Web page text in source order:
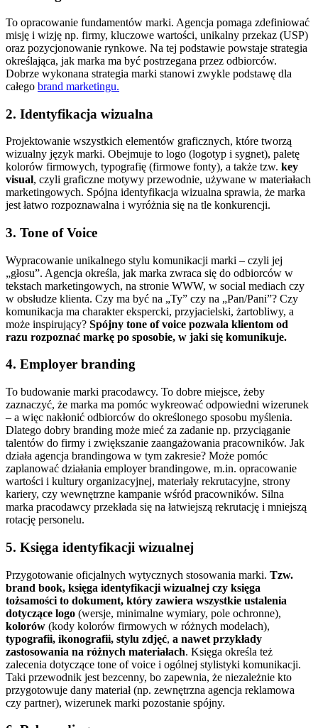
To opracowanie fundamentów marki. Agencja pomaga zdefiniować
misję i wizję np. firmy, kluczowe wartości, unikalny przekaz (USP)
oraz pozycjonowanie rynkowe. Na tej podstawie powstaje strategia
określająca, jak marka ma być postrzegana przez odbiorców.
Dobrze wykonana strategia marki stanowi zwykle podstawę dla
całego brand marketingu.
2. Identyfikacja wizualna
Projektowanie wszystkich elementów graficznych, które tworzą
wizualny język marki. Obejmuje to logo (logotyp i sygnet), paletę
kolorów firmowych, typografię (firmowe fonty), a także tzw. key
visual, czyli graficzne motywy przewodnie, używane w materiałach
marketingowych. Spójna identyfikacja wizualna sprawia, że marka
jest łatwo rozpoznawalna i wyróżnia się na tle konkurencji.
3. Tone of Voice
Wypracowanie unikalnego stylu komunikacji marki – czyli jej
„głosu”. Agencja określa, jak marka zwraca się do odbiorców w
tekstach marketingowych, na stronie WWW, w social mediach czy
w obsłudze klienta. Czy ma być na „Ty” czy na „Pan/Pani”? Czy
komunikacja ma charakter ekspercki, przyjacielski, żartobliwy, a
może inspirujący? Spójny tone of voice pozwala klientom od
razu rozpoznać markę po sposobie, w jaki się komunikuje.
4. Employer branding
To budowanie marki pracodawcy. To dobre miejsce, żeby
zaznaczyć, że marka ma pomóc wykreować odpowiedni wizerunek
– a więc nakłonić odbiorców do określonego sposobu myślenia.
Dlatego dobry branding może mieć za zadanie np. przyciąganie
talentów do firmy i zwiększanie zaangażowania pracowników. Jak
działa agencja brandingowa w tym zakresie? Może pomóc
zaplanować działania employer brandingowe, m.in. opracowanie
wartości i kultury organizacyjnej, materiały rekrutacyjne, strony
kariery, czy wewnętrzne kampanie wśród pracowników. Silna
marka pracodawcy przekłada się na łatwiejszą rekrutację i mniejszą
rotację personelu.
5. Księga identyfikacji wizualnej
Przygotowanie oficjalnych wytycznych stosowania marki. Tzw.
brand book, księga identyfikacji wizualnej czy księga
tożsamości to dokument, który zawiera wszystkie ustalenia
dotyczące logo (wersje, minimalne wymiary, pole ochronne),
kolorów (kody kolorów firmowych w różnych modelach),
typografii, ikonografii, stylu zdjęć, a nawet przykłady
zastosowania na różnych materiałach. Księga określa też
zalecenia dotyczące tone of voice i ogólnej stylistyki komunikacji.
Taki przewodnik jest bezcenny, bo zapewnia, że niezależnie kto
przygotowuje dany materiał (np. zewnętrzna agencja reklamowa
czy partner), wizerunek marki pozostanie spójny.